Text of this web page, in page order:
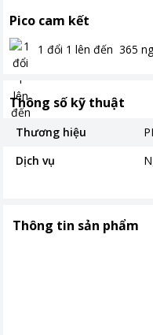
Pico cam kết
1 đổi 1 lên đến 365
Thông số kỹ thuật
Thương hiệu
Dịch vụ
Thông tin sản phẩm